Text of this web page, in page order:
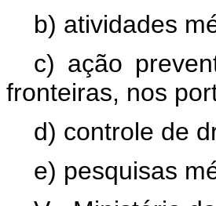
b) atividades
c) ação
fronteiras, nos
d) controle de
e) pesquisas